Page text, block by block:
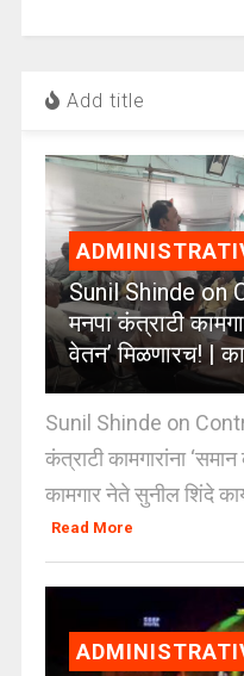
Add title
Sunil Shinde on
मनपा कंत्राटी
वेतन’ मिळणारच! |
Sunil Shinde on
कंत्राटी कामगारांना
कामगार नेते सुनील शिंदे
Read More